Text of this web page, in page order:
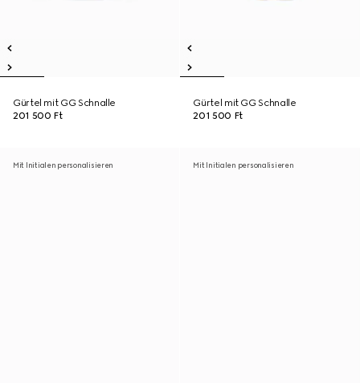
Gürtel mit GG Schnalle
201 500 Ft
Gürtel mit GG Schnalle
201 500 Ft
Mit Initialen personalisieren Mit Initialen personalisieren